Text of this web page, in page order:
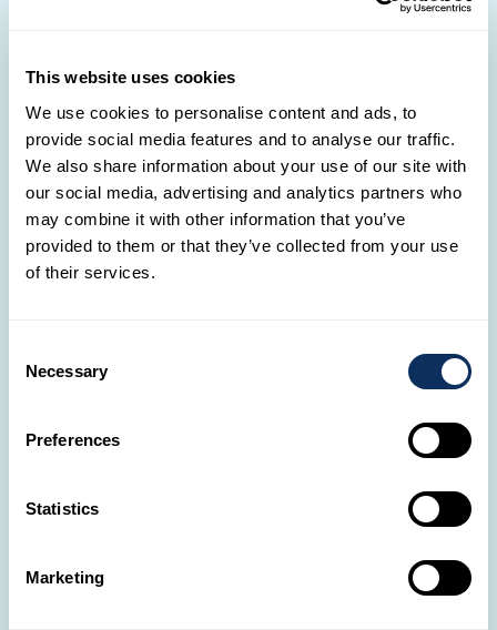
This website uses cookies
We use cookies to personalise content and ads, to
provide social media features and to analyse our traffic.
We also share information about your use of our site with
our social media, advertising and analytics partners who
may combine it with other information that you’ve
provided to them or that they’ve collected from your use
of their services.
Selection
Necessary
Preferences
Statistics
Marketing
We love to travel: tailor-made
tours crafted for adventure
At We love to travel, every journey is unique,
crafted according to your desires and designed
just for you. With an in-depth understanding of
each destination, we create exclusive
Our travel agencies in Luxembourg
With 13 agencies across Luxembourg, our Travel